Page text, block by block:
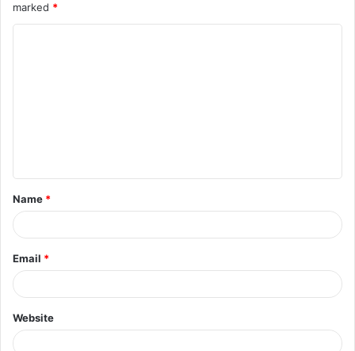
marked *
t
*
Name *
Email *
Website